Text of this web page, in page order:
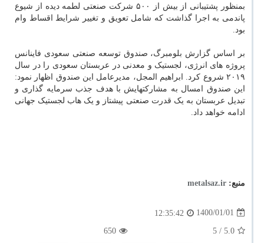
بمنظور پشتیبانی از بیش از ۵۰۰ شرکت صنعتی لطمه دیده از شیوع
پاندمی به اجرا گذاشت که شامل تعویق و تغییر شرایط اقساط وام
بود.
بر اساس گزارش بلومبرگ، صندوق توسعه صنعتی سعودی فاینانس
پروژه های انرژی، لجستیک و معدنی در عربستان سعودی را در سال
۲۰۱۹ شروع کرد. ابراهیم المجل، مدیرعامل این صندوق اظهار نمود:
این صندوق امسال به مشارکتهایش با هدف جذب سرمایه گذاری و
تبدیل عربستان به یک قدرت صنعتی پیشتاز و یک هاب لجستیک جهانی
ادامه خواهد داد.
منبع: metalsaz.ir
1400/01/01
12:35:42
5.0
/ 5
650